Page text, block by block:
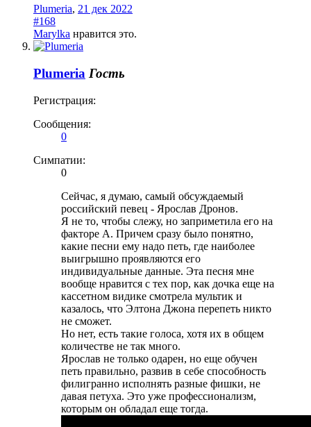
Plumeria, 21 дек 2022
#168
Marylka нравится это.
Plumeria Гость
Регистрация:
Сообщения:
0
Симпатии:
0
Сейчас, я думаю, самый обсуждаемый
российский певец - Ярослав Дронов.
Я не то, чтобы слежу, но заприметила его на
факторе А. Причем сразу было понятно,
какие песни ему надо петь, где наиболее
выигрышно проявляются его
индивидуальные данные. Эта песня мне
вообще нравится с тех пор, как дочка еще на
кассетном видике смотрела мультик и
казалось, что Элтона Джона перепеть никто
не сможет.
Но нет, есть такие голоса, хотя их в общем
количестве не так много.
Ярослав не только одарен, но еще обучен
петь правильно, развив в себе способность
филигранно исполнять разные фишки, не
давая петуха. Это уже профессионализм,
которым он обладал еще тогда.